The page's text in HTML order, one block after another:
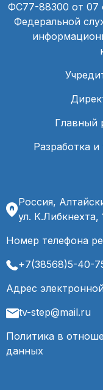
ФС77-88300 от 07
Федеральной
Главный
Разработка
Россия,
ул. К.Либкнехта,
Номер телефона
+7(38568)5-40-
Адрес
tv-step@mail.ru
Политика в
данных